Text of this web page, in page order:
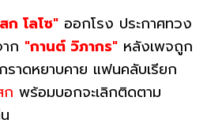
ก โลโซ" ออกโรง ประกาศทวง
ก "กานต์ วิภากร" หลังเพจถูก
ราดหยาบคาย แฟนคลับเรียก
ก พร้อมบอกจะเลิกติดตาม